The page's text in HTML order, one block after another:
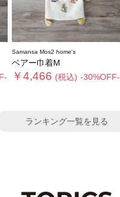
Samansa Mos2 home's
ベアー巾着M
￥4,466 (税込) -30%OFF-
ランキング一覧を見る